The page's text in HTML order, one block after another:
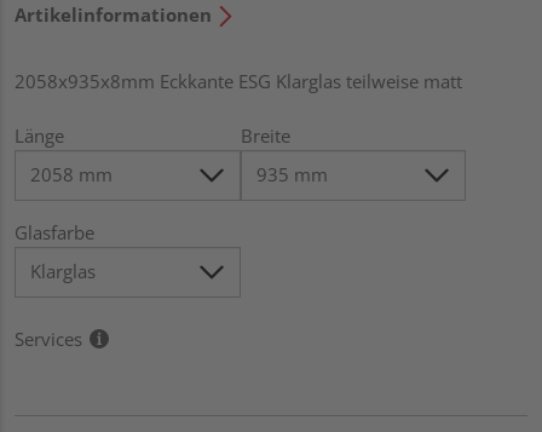
Artikelinformationen
2058x935x8mm Eckkante ESG Klarglas teilweise matt
Länge Breite
Glasfarbe
Services